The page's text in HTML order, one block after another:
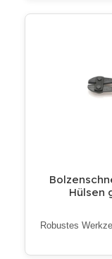
Hülsen
Robustes